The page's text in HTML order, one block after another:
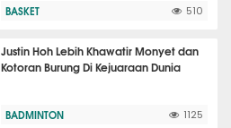
BASKET 510
Justin Hoh Lebih Khawatir Monyet dan
Kotoran Burung Di Kejuaraan Dunia
BADMINTON 1125